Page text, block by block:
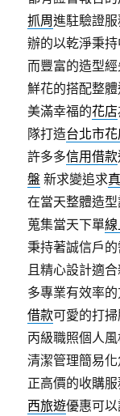
抓周進駐驗證
辦的以乾淨秉
而豐富的造型
鮮花的搭配整
美滿幸福的花店
隊打造台北市
許多多信用借款
盤 新求變追求
在當天整體造
蒐集當天下單
秉持著誠信戶
且精心設計適
多專業有效率
借款可愛的打
丙級職照個人
清潔管理簡易
正高價的收購
西旅遊優惠可